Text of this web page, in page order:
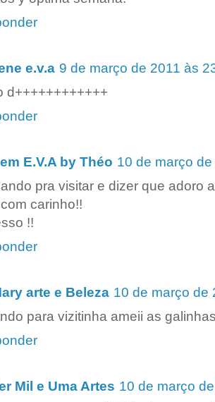
e.v.a 9 de março de 2011 às
d++++++++++++
E.V.A by Théo 10 de março
pra visitar e dizer que adoro
carinho!!
!!
arte e Beleza 10 de março de
para vizitinha ameii as
Mil e Uma Artes 10 de março